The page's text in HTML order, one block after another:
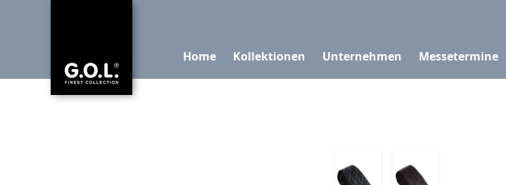
Home Kollektionen Unternehmen Messetermine